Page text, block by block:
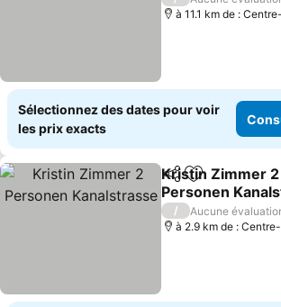
à 11.1 km de :
Sélectionnez des dates pour voir
les prix exacts
PartagerAjouter à
Kristin Zimmer 2
Personen
Consulter les prix
/
Aucune
à 2.9 km de :